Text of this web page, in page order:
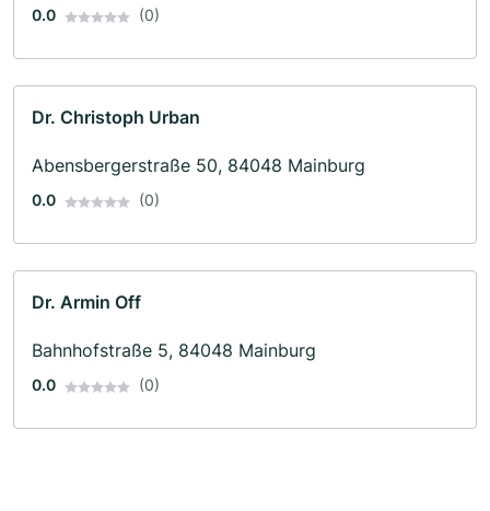
0.0 (0)
Dr. Christoph Urban
Abensbergerstraße 50, 84048 Mainburg
0.0 (0)
Dr. Armin Off
Bahnhofstraße 5, 84048 Mainburg
0.0 (0)